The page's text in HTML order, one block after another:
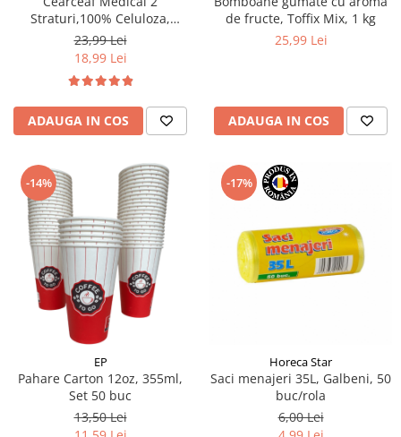
Straturi,100% Celuloza,
60cmx50m, 1kg
23,99 Lei
18,99 Lei
ADAUGA IN COS
de fructe, Toffix Mix, 1 kg
25,99 Lei
ADAUGA IN COS
-14%
EP
Pahare Carton 12oz, 355ml,
Set 50 buc
13,50 Lei
-17%
Horeca Star
Saci menajeri 35L, Galbeni, 50
buc/rola
6,00 Lei